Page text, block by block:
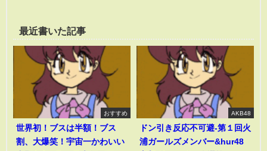
最近書いた記事
おすすめ
世界初！ブスは半額！ブス
割、大爆笑！宇宙一かわいい
AKB48
ドン引き反応不可避-第１回火
浦ガールズメンバー&hur48